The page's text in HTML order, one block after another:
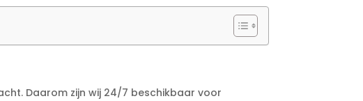
Daarom zijn wij 24/7 beschikbaar voor